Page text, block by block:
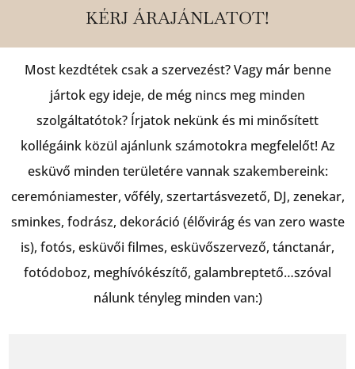
KÉRJ ÁRAJÁNLATOT!
Most kezdtétek csak a szervezést? Vagy már benne
jártok egy ideje, de még nincs meg minden
szolgáltatótok? Írjatok nekünk és mi minősített
kollégáink közül ajánlunk számotokra megfelelőt! Az
esküvő minden területére vannak szakembereink:
ceremóniamester, vőfély, szertartásvezető, DJ, zenekar,
sminkes, fodrász, dekoráció (élővirág és van zero waste
is), fotós, esküvői filmes, esküvőszervező, tánctanár,
fotódoboz, meghívókészítő, galambreptető…szóval
nálunk tényleg minden van:)